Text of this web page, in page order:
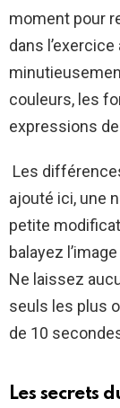
moment pour
dans
couleurs, les
expressions
Les
ajouté ici, une
petite
balayez
Ne laissez
seuls les plus
de 10
Les secrets